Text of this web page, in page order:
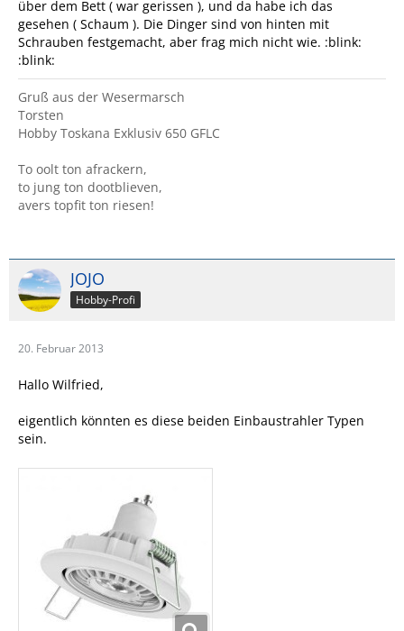
über dem Bett ( war gerissen ), und da habe ich das
gesehen ( Schaum ). Die Dinger sind von hinten mit
Schrauben festgemacht, aber frag mich nicht wie. :blink:
:blink:
Gruß aus der Wesermarsch
Torsten
Hobby Toskana Exklusiv 650 GFLC
To oolt ton afrackern,
to jung ton dootblieven,
avers topfit ton riesen!
JOJO
Hobby-Profi
20. Februar 2013
Hallo Wilfried,
eigentlich könnten es diese beiden Einbaustrahler Typen
sein.